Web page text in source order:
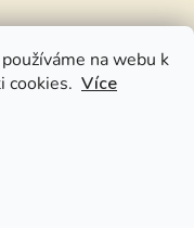
na webu k
cookies. Více